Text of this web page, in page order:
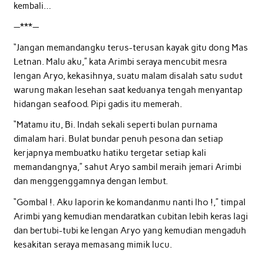
kembali…
—***—
“Jangan memandangku terus-terusan kayak gitu dong Mas
Letnan. Malu aku,” kata Arimbi seraya mencubit mesra
lengan Aryo, kekasihnya, suatu malam disalah satu sudut
warung makan lesehan saat keduanya tengah menyantap
hidangan seafood. Pipi gadis itu memerah.
“Matamu itu, Bi. Indah sekali seperti bulan purnama
dimalam hari. Bulat bundar penuh pesona dan setiap
kerjapnya membuatku hatiku tergetar setiap kali
memandangnya,” sahut Aryo sambil meraih jemari Arimbi
dan menggenggamnya dengan lembut.
“Gombal !. Aku laporin ke komandanmu nanti lho !,” timpal
Arimbi yang kemudian mendaratkan cubitan lebih keras lagi
dan bertubi-tubi ke lengan Aryo yang kemudian mengaduh
kesakitan seraya memasang mimik lucu.